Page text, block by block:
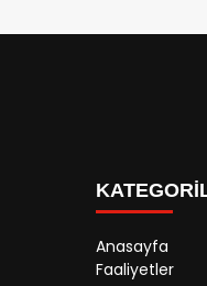
Anasayfa
Faaliyetler